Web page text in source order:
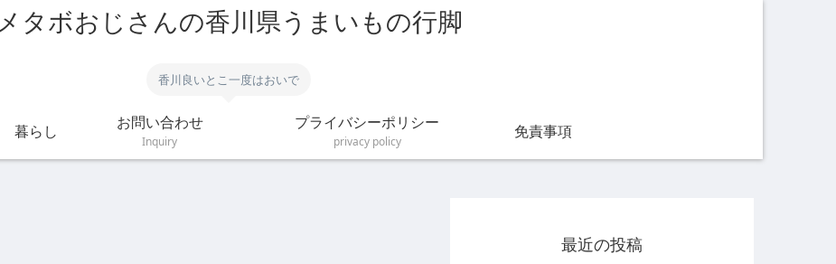
メタボおじさんの香川県うまいもの行脚
香川良いとこ一度はおいで
暮らし
お問い合わせ
Inquiry
プライバシーポリシー
privacy policy
免責事項
最近の投稿